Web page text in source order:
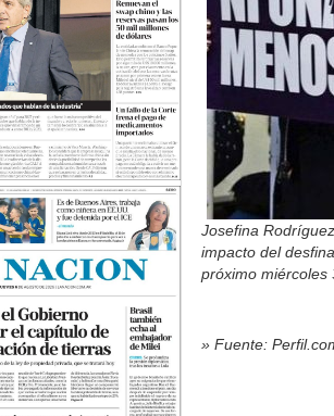
Josefina
impacto del
próximo miércoles
» Fuente: